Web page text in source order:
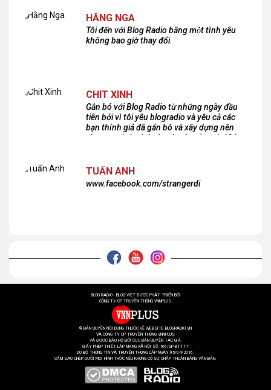
HẰNG NGA
Tôi đến với Blog Radio bằng một tình yêu
không bao giờ thay đổi.
CHIT XINH
Gắn bó với Blog Radio từ những ngày đầu
tiên bởi vì tôi yêu blogradio và yêu cả các
bạn thính giả đã gắn bó và xây dựng nên
chương trình phát thanh xúc cảm này!Cám
TUẤN ANH
www.facebook.com/strangerdi
BLOG RADIO - BLOG VIỆT ĐƯỢC PHÁT TRIỂN BỞI
CÔNG TY CP TRUYỀN THÔNG VNNPLUS.
® BẢN QUYỀN NỘI DUNG THUỘC VỀ WEBSITE BLOGRADIO.VN
VÀ CÔNG TY CP TRUYỀN THÔNG VNNPLUS
VÀ ĐƯỢC BẢO HỘ BỞI CỤC BẢN QUYỀN TÁC GIẢ.
GIẤY PHÉP THIẾT LẬP MẠNG XÃ HỘI SỐ 166/GP-BTTTT
DO BỘ THÔNG TIN VÀ TRUYỀN THÔNG CẤP NGÀY 05/04/2016.
CẤM SAO CHÉP DƯỚI MỌI HÌNH THỨC NẾU KHÔNG CÓ SỰ CHẤP THUẬN BẰNG VĂN BẢN.